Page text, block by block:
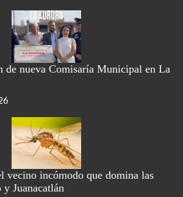
de nueva Comisaría Municipal en La
vecino incómodo que domina las
Juanacatlán